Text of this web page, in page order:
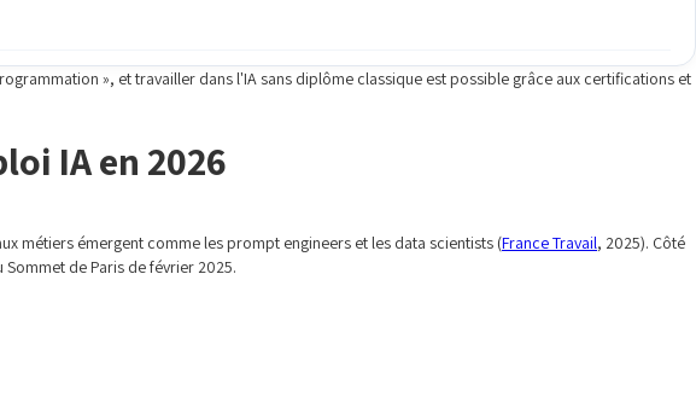
», et travailler dans l'IA sans diplôme classique est possible grâce aux certifications et
IA en 2026
métiers émergent comme les prompt engineers et les data scientists (France Travail, 2025). Côté
de Paris de février 2025.